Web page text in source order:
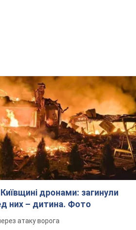
дронами: загинули
них – дитина. Фото
атаку ворога